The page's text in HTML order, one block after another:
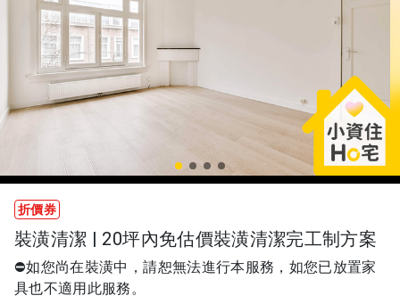
折價券
裝潢清潔 | 20坪內免估價裝潢清潔完工制方案
⛔如您尚在裝潢中，請恕無法進行本服務，如您已放置家
具也不適用此服務。